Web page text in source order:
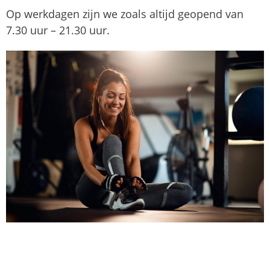
Op werkdagen zijn we zoals altijd geopend van
7.30 uur – 21.30 uur.